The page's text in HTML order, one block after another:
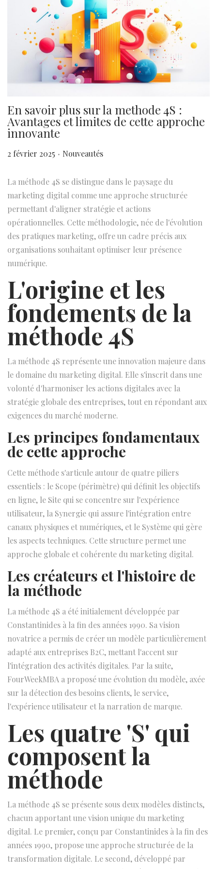
En savoir plus sur la methode 4S :
Avantages et limites de cette approche
innovante
P
b
l
i
é
l
e
2 février 2025 . P
b
l
i
d
a
Nouveautés
La méthode 4S se distingue dans le paysage du
marketing digital comme une approche structurée
permettant d'aligner stratégie et actions
opérationnelles. Cette méthodologie, née de l'évolution
des pratiques marketing, offre un cadre précis aux
organisations souhaitant optimiser leur présence
numérique.
L'origine et les
fondements de la
méthode 4S
La méthode 4S représente une innovation majeure dans
le domaine du marketing digital. Elle s'inscrit dans une
volonté d'harmoniser les actions digitales avec la
stratégie globale des entreprises, tout en répondant aux
exigences du marché moderne.
Les principes fondamentaux
de cette approche
Cette méthode s'articule autour de quatre piliers
essentiels : le Scope (périmètre) qui définit les objectifs
en ligne, le Site qui se concentre sur l'expérience
utilisateur, la Synergie qui assure l'intégration entre
canaux physiques et numériques, et le Système qui gère
les aspects techniques. Cette structure permet une
approche globale et cohérente du marketing digital.
Les créateurs et l'histoire de
la méthode
La méthode 4S a été initialement développée par
Constantinides à la fin des années 1990. Sa vision
novatrice a permis de créer un modèle particulièrement
adapté aux entreprises B2C, mettant l'accent sur
l'intégration des activités digitales. Par la suite,
FourWeekMBA a proposé une évolution du modèle, axée
sur la détection des besoins clients, le service,
l'expérience utilisateur et la narration de marque.
Les quatre 'S' qui
composent la
méthode
La méthode 4S se présente sous deux modèles distincts,
chacun apportant une vision unique du marketing
digital. Le premier, conçu par Constantinides à la fin des
années 1990, propose une approche structurée de la
transformation digitale. Le second, développé par